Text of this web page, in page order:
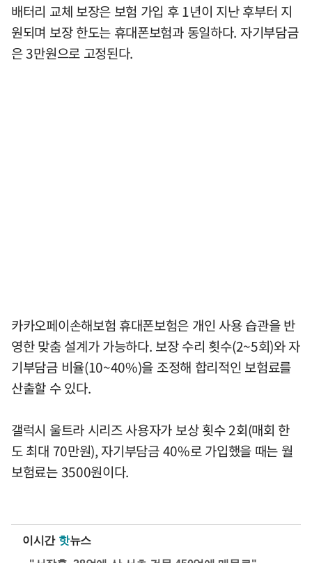
배터리 교체 보장은 보험 가입 후 1년이 지난 후부터 지
원되며 보장 한도는 휴대폰보험과 동일하다. 자기부담금
은 3만원으로 고정된다.
카카오페이손해보험 휴대폰보험은 개인 사용 습관을 반
영한 맞춤 설계가 가능하다. 보장 수리 횟수(2~5회)와 자
기부담금 비율(10~40%)을 조정해 합리적인 보험료를
산출할 수 있다.
갤럭시 울트라 시리즈 사용자가 보상 횟수 2회(매회 한
도 최대 70만원), 자기부담금 40%로 가입했을 때는 월
보험료는 3500원이다.
이시간 핫뉴스